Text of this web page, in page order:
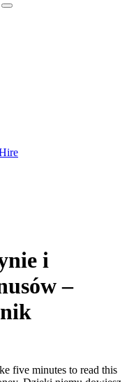
i
–
five minutes to read this